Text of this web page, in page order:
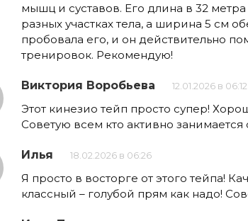
мышц и суставов. Его длина в 32 метра
разных участках тела, а ширина 5 см
пробовала его, и он действительно
тренировок. Рекомендую!
Виктория Воробьева 12.01.2026 в 06:12
Этот кинезио тейп просто супер!
Советую всем кто активно занимается
Илья 18.02.2026 в 06:26
Я просто в восторге от этого тейпа!
классный – голубой прям как надо!